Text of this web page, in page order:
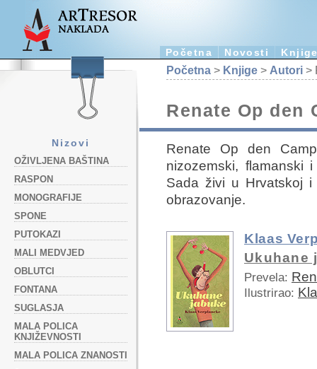
Početna Novosti
Nizovi
OŽIVLJENA BAŠTINA
RASPON
MONOGRAFIJE
SPONE
PUTOKAZI
MALI MEDVJED
OBLUTCI
FONTANA
SUGLASJA
MALA POLICA
KNJIŽEVNOSTI
MALA POLICA ZNANOSTI
Početna > Knjige > Autori >
Renate Op den
Renate Op den
nizozemski, flamanski
Sada živi u Hrvatskoj
obrazovanje.
Klaas
Ukuhane
Prevela:
Ilustrirao: